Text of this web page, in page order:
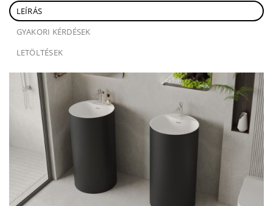
LEÍRÁS
GYAKORI KÉRDÉSEK
LETÖLTÉSEK